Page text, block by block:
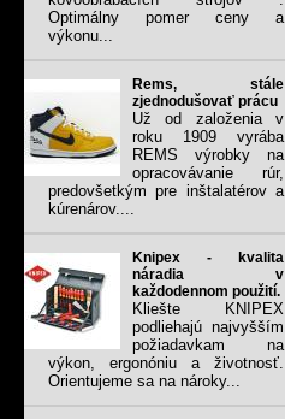
Optimálny pomer ceny a
výkonu...
Rems, stále
zjednodušovať prácu
Už od založenia v
roku 1909 vyrába
REMS výrobky na
opracovávanie rúr,
predovšetkým pre inštalatérov a
kúrenárov....
Knipex - kvalita
náradia v
každodennom použití.
Kliešte KNIPEX
podliehajú najvyšším
požiadavkam na
výkon, ergonóniu a životnosť.
Orientujeme sa na nároky...